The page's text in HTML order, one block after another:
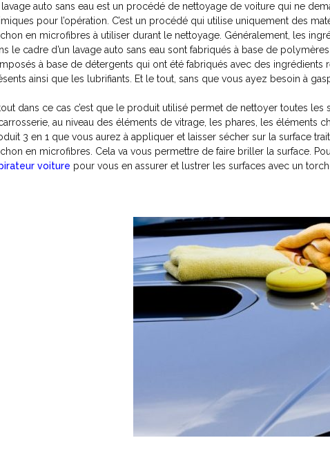
lavage auto sans eau est un procédé de nettoyage de voiture qui ne
pour l’opération. C’est un procédé qui utilise uniquement des
en microfibres à utiliser durant le nettoyage. Généralement, les
le cadre d’un lavage auto sans eau sont fabriqués à base de
à base de détergents qui ont été fabriqués avec des
ainsi que les lubrifiants. Et le tout, sans que vous ayez besoin à
dans ce cas c’est que le produit utilisé permet de nettoyer toutes
au niveau des éléments de vitrage, les phares, les éléments
3 en 1 que vous aurez à appliquer et laisser sécher sur la surface
en microfibres. Cela va vous permettre de faire briller la surface. Pour
voiture pour vous en assurer et lustrer les surfaces avec un